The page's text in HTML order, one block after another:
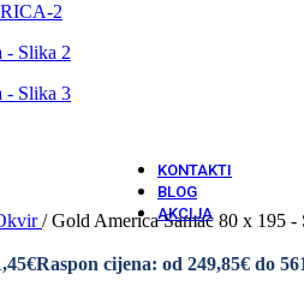
KONTAKTI
BLOG
AKCIJA
/ Gold America Samac 80 x 195 -
€Raspon cijena: od 249,85€ do